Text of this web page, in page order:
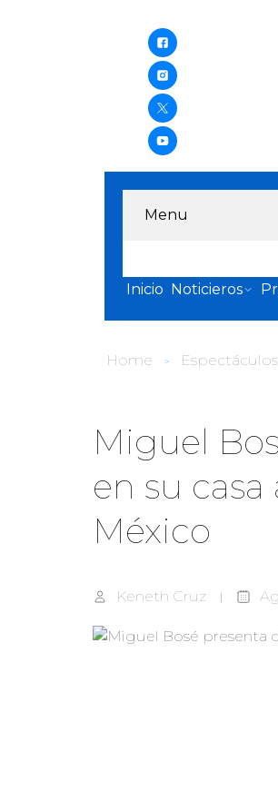
Menu
Inicio Noticieros
Home Espectáculos
Miguel
en su
México
Keneth Cruz